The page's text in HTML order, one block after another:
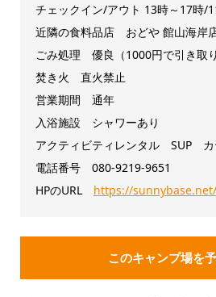
チェックイン/アウト 13時～17時/
近隣の食料品店 おどや 館山海岸
ごみ処理 優良（1000円で引き取り
焚き火 直火禁止
営業期間 通年
入浴施設 シャワーあり
アクティビティレンタル SUP カ
電話番号 080-9219-9651
HPのURL https://sunnybase.net/
このキャンプ場を